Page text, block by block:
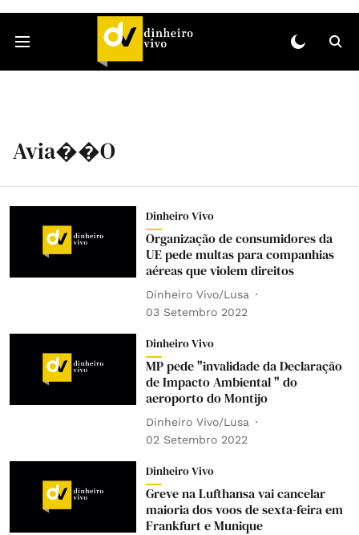
Avia��o
Dinheiro Vivo
Organização de consumidores da
UE pede multas para companhias
aéreas que violem direitos
Dinheiro Vivo/Lusa
03 Setembro 2022
Dinheiro Vivo
MP pede "invalidade da Declaração
de Impacto Ambiental " do
aeroporto do Montijo
Dinheiro Vivo/Lusa
02 Setembro 2022
Dinheiro Vivo
Greve na Lufthansa vai cancelar
maioria dos voos de sexta-feira em
Frankfurt e Munique